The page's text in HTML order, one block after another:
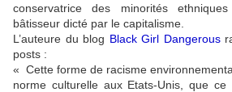
conservatrice des minorités
bâtisseur dicté par le capitalisme.
L’auteure du blog Black Girl Dangerous
posts :
« Cette forme de racisme
norme culturelle aux Etats-Unis, que ce